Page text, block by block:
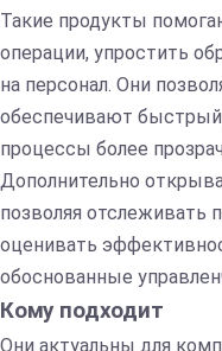
Такие продукты
операции, упростить
на персонал. Они
обеспечивают
процессы более
Дополнительно
позволяя отслеживать
оценивать
обоснованные
Кому подходит
Они актуальны для